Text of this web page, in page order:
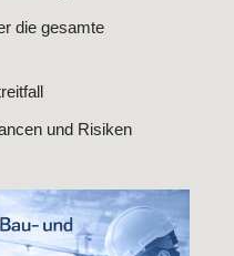
die gesamte
und Risiken